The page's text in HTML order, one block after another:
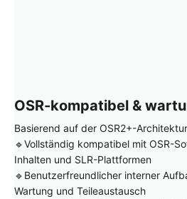
OSR-kompatibel &
Basierend auf der OSR2+-
🔹Vollständig kompatibel mit OSR-
Inhalten und SLR-Plattformen
🔹Benutzerfreundlicher interner
Wartung und Teileaustausch